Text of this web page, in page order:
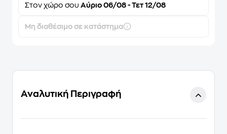
Στον χώρο σου Αύριο 06/08 - Τετ 12/08
Μη διαθέσιμο σε κατάστημα
Αναλυτική Περιγραφή